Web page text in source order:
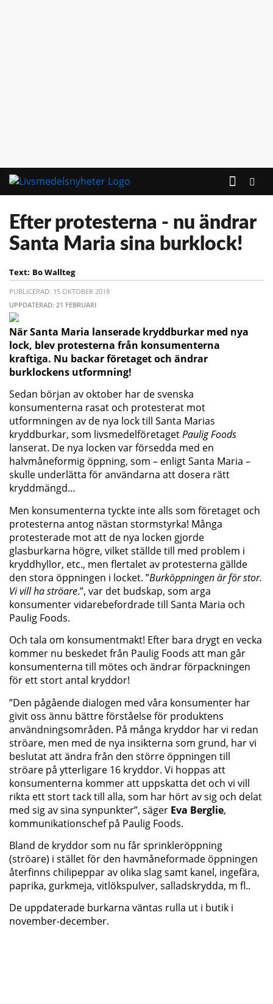
Efter protesterna - nu ändrar
Santa Maria sina burklock!
Text: Bo Wallteg
PUBLICERAD: 15 OKTOBER 2018
UPPDATERAD: 21 FEBRUARI
När Santa Maria lanserade kryddburkar med nya
lock, blev protesterna från konsumenterna
kraftiga. Nu backar företaget och ändrar
burklockens utformning!
Sedan början av oktober har de svenska
konsumenterna rasat och protesterat mot
utformningen av de nya lock till Santa Marias
kryddburkar, som livsmedelföretagetPaulig Foods
lanserat. De nya locken var försedda med en
halvmåneformig öppning, som – enligt Santa Maria –
skulle underlätta för användarna att dosera rätt
kryddmängd…
Men konsumenterna tyckte inte alls som företaget och
protesterna antog nästan stormstyrka! Många
protesterade mot att de nya locken gjorde
glasburkarna högre, vilket ställde till med problem i
kryddhyllor, etc., men flertalet av protesterna gällde
den stora öppningen i locket. ”Burköppningen är för stor.
Vi vill ha ströare.”, var det budskap, som arga
konsumenter vidarebefordrade till Santa Maria och
Paulig Foods.
Och tala om konsumentmakt! Efter bara drygt en vecka
kommer nu beskedet från Paulig Foods att man går
konsumenterna till mötes och ändrar förpackningen
för ett stort antal kryddor!
”Den pågående dialogen med våra konsumenter har
givit oss ännu bättre förståelse för produktens
användningsområden. På många kryddor har vi redan
ströare, men med de nya insikterna som grund, har vi
beslutat att ändra från den större öppningen till
ströare på ytterligare 16 kryddor. Vi hoppas att
konsumenterna kommer att uppskatta det och vi vill
rikta ett stort tack till alla, som har hört av sig och delat
med sig av sina synpunkter”, säger Eva Berglie,
kommunikationschef på Paulig Foods.
Bland de kryddor som nu får sprinkleröppning
(ströare) i stället för den havmåneformade öppningen
återfinns chilipeppar av olika slag samt kanel, ingefära,
paprika, gurkmeja, vitlökspulver, salladskrydda, m fl..
De uppdaterade burkarna väntas rulla ut i butik i
november-december.